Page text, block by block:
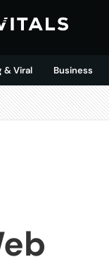
& Viral Business